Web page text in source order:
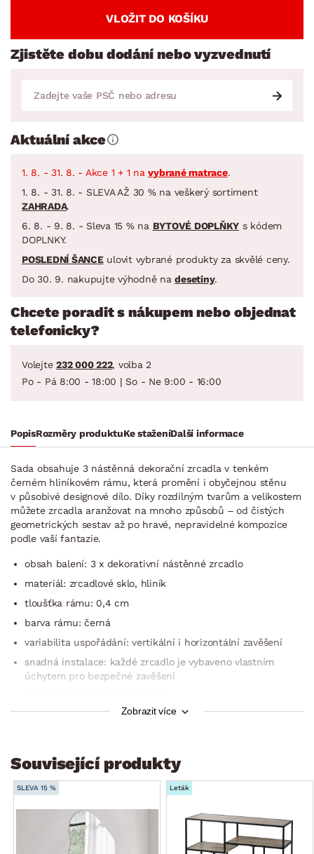
VLOŽIT DO KOŠÍKU
Zjistěte dobu dodání nebo vyzvednutí
Aktuální akce
1. 8. - 31. 8. - Akce 1 + 1 navybrané matrace.
1. 8. - 31. 8. - SLEVA AŽ 30 % na veškerý sortiment
ZAHRADA.
6. 8. - 9. 8. - Sleva 15 % na BYTOVÉ DOPLŇKY s kódem
DOPLNKY.
POSLEDNÍ ŠANCEulovit vybrané produkty za skvělé ceny.
Do 30. 9. nakupujte výhodně nadesetiny.
Chcete poradit s nákupem nebo objednat
telefonicky?
Volejte 232 000 222, volba 2
Po - Pá 8:00 - 18:00 | So - Ne 9:00 - 16:00
PopisRozměry produktuKe staženíDalší informace
Sada obsahuje 3 nástěnná dekorační zrcadla v tenkém
černém hliníkovém rámu, která promění i obyčejnou stěnu
v působivé designové dílo. Díky rozdílným tvarům a velikostem
můžete zrcadla aranžovat na mnoho způsobů – od čistých
geometrických sestav až po hravé, nepravidelné kompozice
podle vaší fantazie.
obsah balení: 3 x dekorativní nástěnné zrcadlo
materiál: zrcadlové sklo, hliník
tloušťka rámu: 0,4 cm
barva rámu: černá
variabilita uspořádání: vertikální i horizontální zavěšení
snadná instalace: každé zrcadlo je vybaveno vlastním
úchytem pro bezpečné zavěšení
styl: moderní, minimalistický
Zobrazit více
Související produkty
SLEVA 15 % Leták